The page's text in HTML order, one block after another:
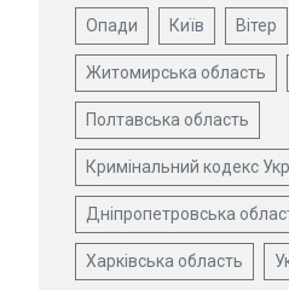
Опади Київ Вітер
Житомирська область
Полтавська область
Кримінальний кодекс
Дніпропетровська
Харківська область